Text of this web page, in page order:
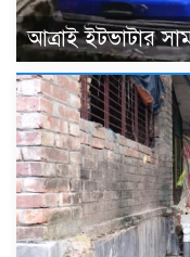
আত্রাই ইটভাটার